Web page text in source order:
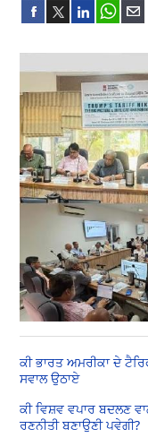
ਕੀ ਭਾਰਤ ਅਮਰੀਕਾ ਦੇ
ਸਵਾਲ ਉਠਾਏ
ਕੀ ਵਿਸ਼ਵ ਵਪਾਰ ਬਦਲਣ
ਰਣਨੀਤੀ ਬਣਾਉਣੀ ਪਵੇਗੀ?